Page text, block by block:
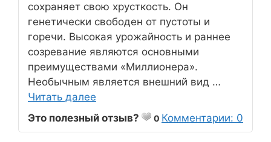
сохраняет свою хрусткость. Он
генетически свободен от пустоты и
горечи. Высокая урожайность и раннее
созревание являются основными
преимуществами «Миллионера».
Необычным является внешний вид …
Читать далее
Это полезный отзыв?
0 Комментарии: 0